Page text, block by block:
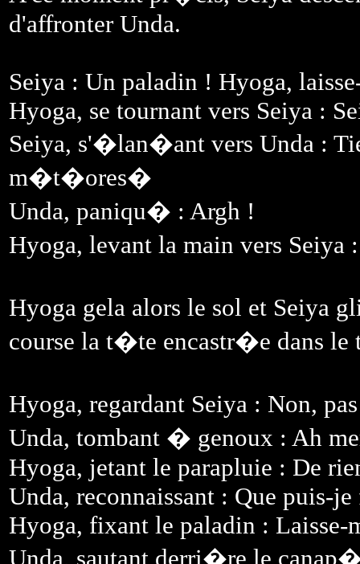
d'affronter Unda.
Seiya : Un paladin ! Hyoga,
Hyoga, se tournant vers Seiya :
Seiya, s'�lan�ant vers Unda :
m�t�ores�
Unda, paniqu� : Argh !
Hyoga, levant la main vers
Hyoga gela alors le sol et Seiya
course la t�te encastr�e dans
Hyoga, regardant Seiya : Non,
Unda, tombant � genoux : Ah
Hyoga, jetant le parapluie : De
Unda, reconnaissant : Que puis-
Hyoga, fixant le paladin : Laisse-
Unda, sautant derri�re le